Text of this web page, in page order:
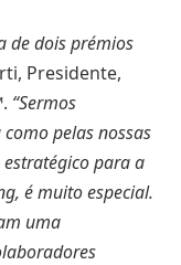
de dois prémios
Presidente,
“Sermos
pelas nossas
para a
é muito especial.
uma